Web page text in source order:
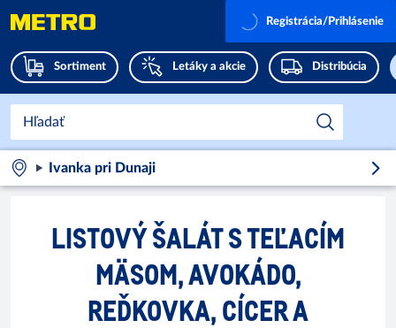
Sortiment Letáky a akcie Distribúcia
Registrácia/Prihlásenie
Ivanka pri Dunaji
LISTOVÝ ŠALÁT S TEĽACÍM
MÄSOM, AVOKÁDO,
REĎKOVKA, CÍCER A